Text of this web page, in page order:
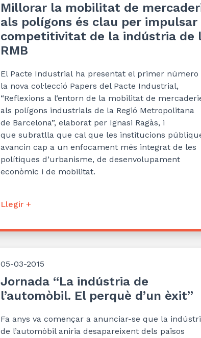
Millorar la mobilitat de
als polígons és clau per impulsar
competitivitat de la indústria de
RMB
El Pacte Industrial ha presentat el primer número
la nova col·lecció Papers del Pacte Industrial,
“Reflexions a l‘entorn de la mobilitat de
als polígons industrials de la Regió Metropolitana
de Barcelona”, elaborat per Ignasi Ragàs, i
que subratlla que cal que les institucions
avancin cap a un enfocament més integrat de les
polítiques d’urbanisme, de desenvolupament
econòmic i de mobilitat.
Llegir +
05-03-2015
Jornada “La indústria de
l’automòbil. El perquè d’un èxit”
Fa anys va començar a anunciar-se que la
de l’automòbil aniria desapareixent dels països